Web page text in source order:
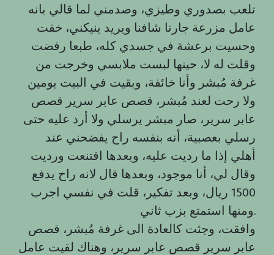
تلعب بصدوري وطيزي، وصدمني لما قالي بانه
عامل مزرعة جارنا شافنا ويريد ينيكني، خفت
وحسيت برعشة في جسدي كله، طبعا رفضت
وقلت له لا، حينها لبست ملابسي وخرجت من
غرفة مُبشر وأنا خائفة، وبقيت في البيت يومين
ولا رحت لعند مُبشر، قصص عابر سرير قصص
عابر سرير، صار مبشر يرسلي ولا أرد عليه حتى
رسلي بعصبية، أنه بنفسه راح يفضحني عند
أهلي إذا ما رديت عليه، وبعدها اقتنعت ورديت
وقال لي، أنا موجود، وبعدها قال لانه راح يدفع
1500 ريال، وبعد تفكير، قلت في نفسي اجرب
ومنها استمتع بزب ثاني.
وافقت، وجئت كالعادة الى غرفة مُبشر، قصص
عابر سرير قصص عابر سرير، وهناك لقيت عامل